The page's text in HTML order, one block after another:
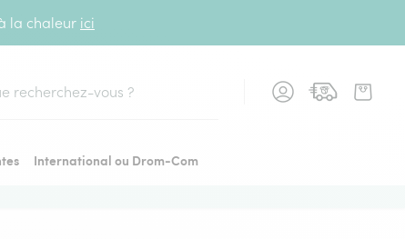
la chaleur ici
International ou Drom-Com